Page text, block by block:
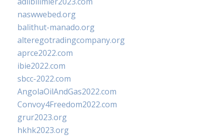
naswwebed.org
balithut-manado.org
alteregotradingcompany.org
aprce2022.com
ibie2022.com
sbcc-2022.com
AngolaOilAndGas2022.com
Convoy4Freedom2022.com
grur2023.org
hkhk2023.org